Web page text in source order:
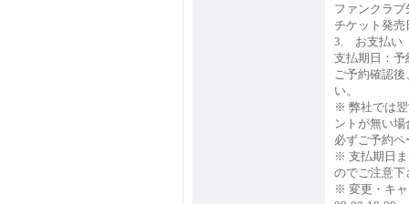
ファンクラ
チケット発売
3. お支払い
支払期日：予
ご予約確認
い。
※ 弊社では
ントが無い
必ずご予約
※ 支払期日
のでご注意下
※ 変更・キ